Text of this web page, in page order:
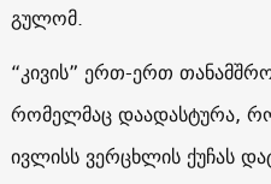
გულომ.
“კივის” ერთ-ერთ
რომელმაც დაადასტურა,
ივლისს ვერცხლის ქუჩას